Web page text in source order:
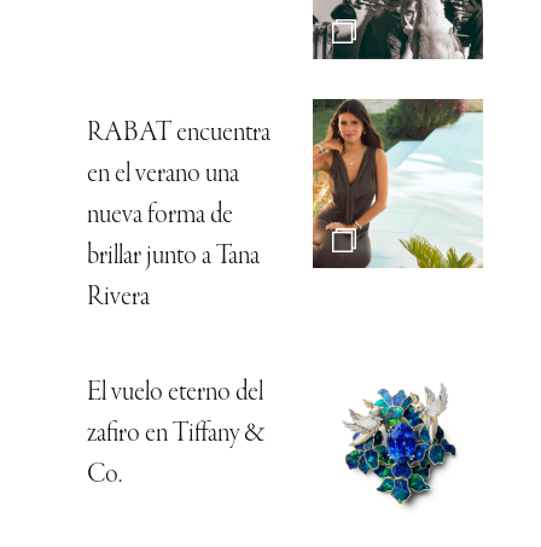
RABAT encuentra
en el verano una
nueva forma de
brillar junto a Tana
Rivera
El vuelo eterno del
zafiro en Tiffany &
Co.